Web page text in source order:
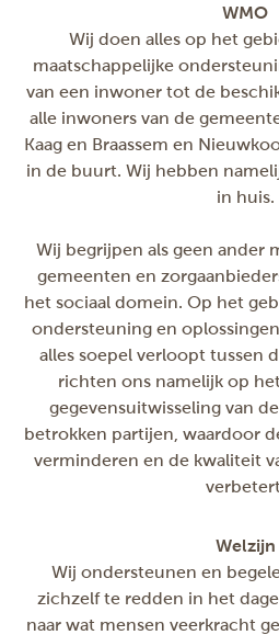
WMO
Wij doen alles op het
maatschappelijke
van een inwoner tot de
alle inwoners van de
Kaag en Braassem en
in de buurt. Wij hebben
in huis.
Wij begrijpen als geen ander
gemeenten en
het sociaal domein. Op het
ondersteuning en
alles soepel verloopt tussen
richten ons namelijk op
gegevensuitwisseling van
betrokken partijen, waardoor
verminderen en de kwaliteit
Welzijn
Wij ondersteunen en
zichzelf te redden in het
naar wat mensen veerkracht